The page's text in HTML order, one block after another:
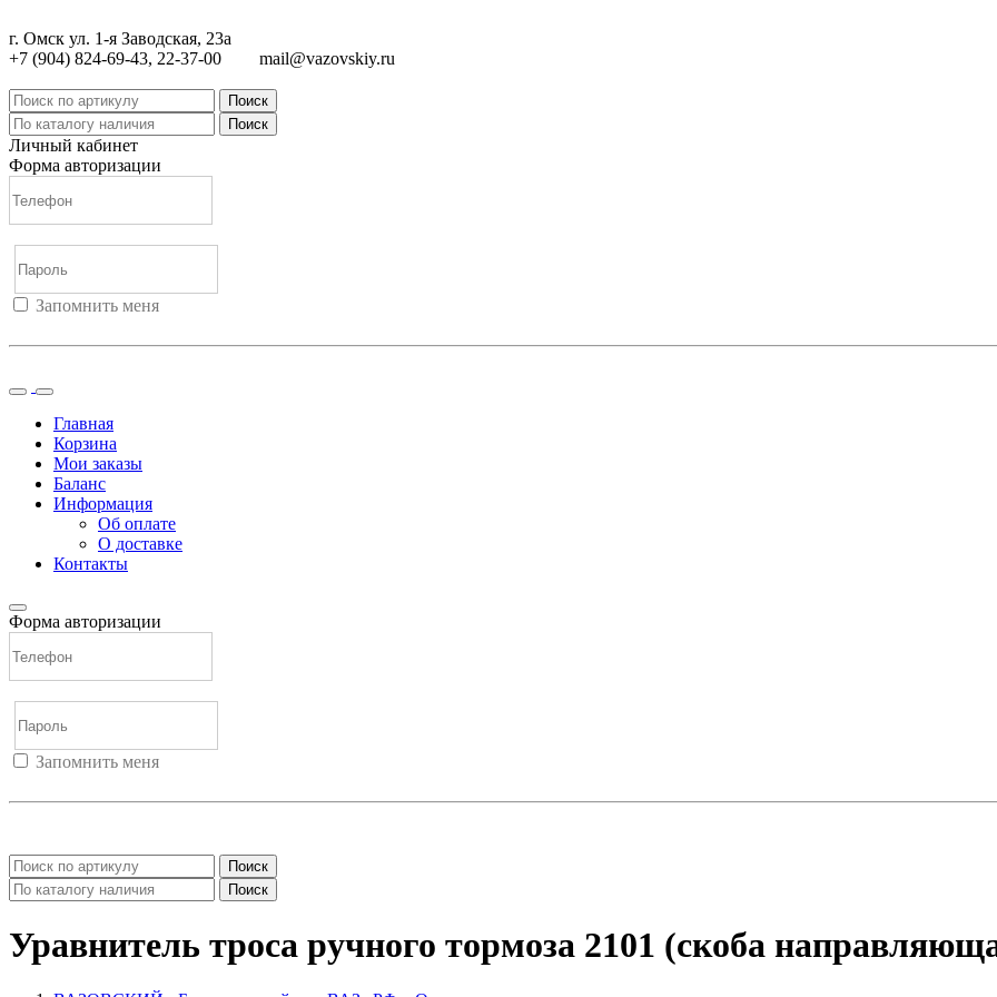
г. Омск ул. 1-я Заводская, 23а
+7 (904) 824-69-43, 22-37-00
mail@vazovskiy.ru
Поиск
Поиск
Личный кабинет
Форма авторизации
Запомнить меня
Главная
Корзина
Мои заказы
Баланс
Информация
Об оплате
О доставке
Контакты
Форма авторизации
Запомнить меня
Поиск
Поиск
Уравнитель троса ручного тормоза 2101 (скоба